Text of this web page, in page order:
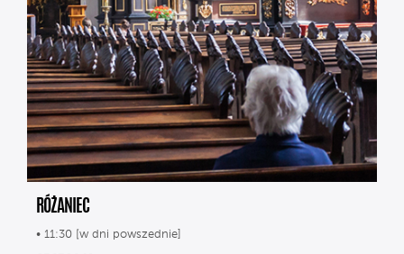
RÓŻANIEC
• 11:30 [w dni powszednie]